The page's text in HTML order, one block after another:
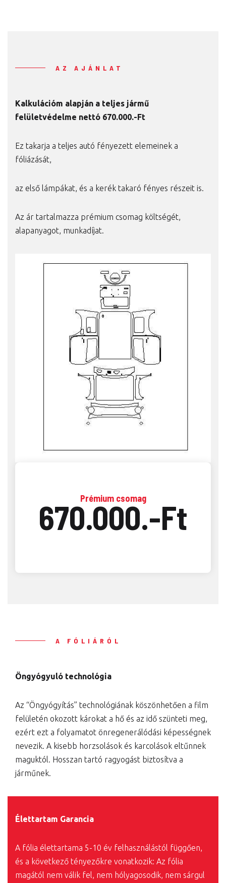
AZ AJÁNLAT
Kalkulációm alapján a teljes jármű
felületvédelme nettó 670.000.-Ft
Ez takarja a teljes autó fényezett elemeinek a
fóliázását,
az első lámpákat, és a kerék takaró fényes részeit is.
Az ár tartalmazza prémium csomag költségét,
alapanyagot, munkadíjat.
Prémium csomag
670.000.-Ft
A FÓLIÁRÓL
Öngyógyuló technológia
Az “Öngyógyítás” technológiának köszönhetően a film
felületén okozott károkat a hő és az idő szünteti meg,
ezért ezt a folyamatot önregenerálódási képességnek
nevezik. A kisebb horzsolások és karcolások eltűnnek
maguktól. Hosszan tartó ragyogást biztosítva a
járműnek.
Élettartam Garancia
A fólia élettartama 5-10 év felhasználástól függően,
és a következő tényezőkre vonatkozik: Az fólia
magától nem válik fel, nem hólyagosodik, nem sárgul